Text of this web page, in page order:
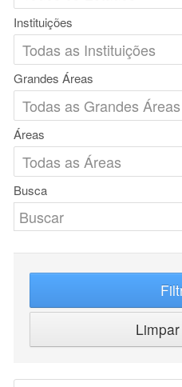
Instituições
Grandes Áreas
Áreas
Busca